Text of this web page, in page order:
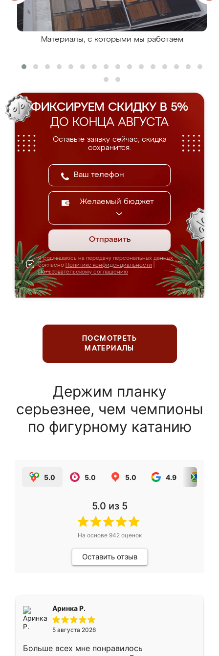
Материалы, с которыми мы работаем
ФИКСИРУЕМ СКИДКУ В 5%
ДО КОНЦА АВГУСТА
Оставьте заявку сейчас, скидка
сохранится.
Желаемый бюджет
Отправить
Я соглашаюсь на передачу персональных данных
согласно Политике конфиденциальности
Пользовательскому соглашению
ПОСМОТРЕТЬ
МАТЕРИАЛЫ
Держим планку
серьезнее, чем чемпионы
по фигурному катанию
5.0 5.0 5.0 4.9
5.0 из 5
На основе 942оценок
Оставить отзыв
Аринка Р.
5 августа 2026
Больше всех мне понравилось